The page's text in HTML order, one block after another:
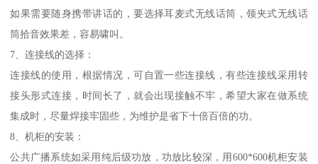
如果需要随身携带讲话的，要选择耳麦式无线话筒，领夹式无线话
筒拾音效果差，容易啸叫。
7、连接线的选择：
连接线的使用，根据情况，可自置一些连接线，有些连接线采用转
接头形式连接，时间长了，就会出现接触不牢，希望大家在做系统
集成时，尽量焊接牢固些，为维护是省下十倍百倍的功。
8、机柜的安装：
公共广播系统如采用纯后级功放，功放比较深，用600*600机柜安装